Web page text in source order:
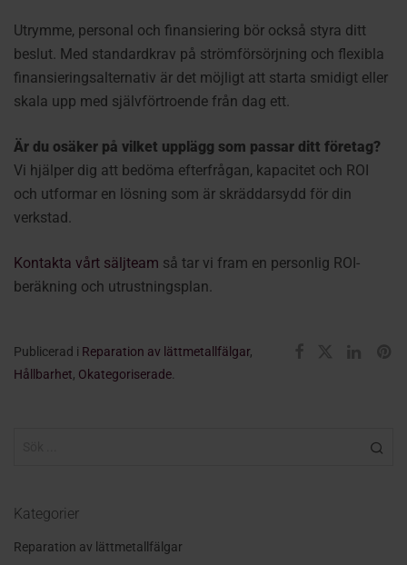
Utrymme, personal och finansiering bör också styra ditt
beslut. Med standardkrav på strömförsörjning och flexibla
finansieringsalternativ är det möjligt att starta smidigt eller
skala upp med självförtroende från dag ett.
Är du osäker på vilket upplägg som passar ditt företag?
Vi hjälper dig att bedöma efterfrågan, kapacitet och ROI
och utformar en lösning som är skräddarsydd för din
verkstad.
Kontakta vårt säljteam så tar vi fram en personlig ROI-
beräkning och utrustningsplan.
Publicerad i Reparation av lättmetallfälgar,
Hållbarhet, Okategoriserade
Kategorier
Reparation av lättmetallfälgar